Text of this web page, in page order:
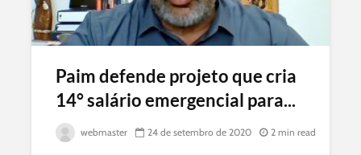
Paim defende projeto que cria
14° salário emergencial para...
webmaster 24 de setembro de 2020 2 min read